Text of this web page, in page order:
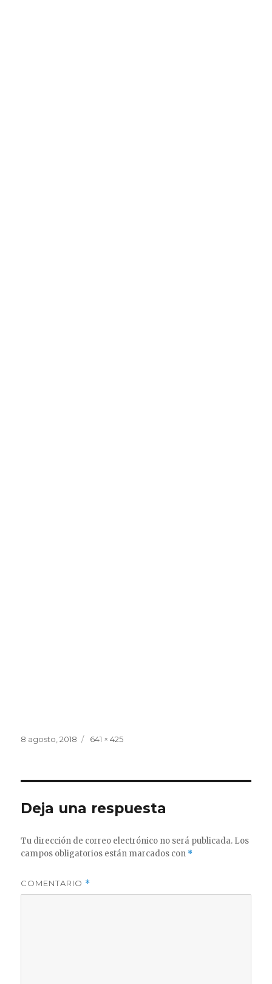
Publicado
8 agosto, 2018
Tamaño
641 × 425
Deja una respuesta
Tu dirección de correo electrónico no será publicada. Los
campos obligatorios están marcados con *
COMENTARIO *